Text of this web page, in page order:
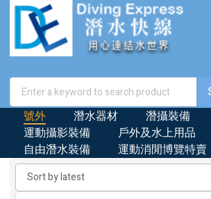
號外 潛水器材
潛攝裝備
運動攝影裝備
戶外及水上用品
自由潛水裝備
運動消閒博覽特賣